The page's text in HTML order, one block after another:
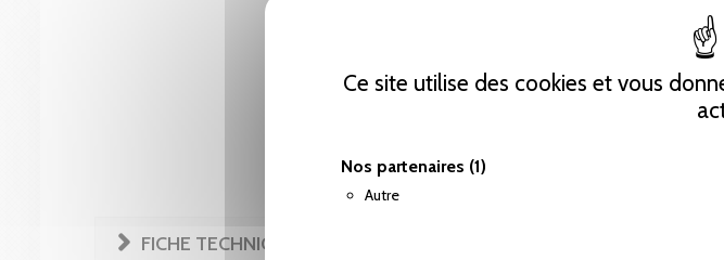
Ce site utilise des cookies et vous
Nos partenaires (1)
Autre
FICHE TECHNIQUE